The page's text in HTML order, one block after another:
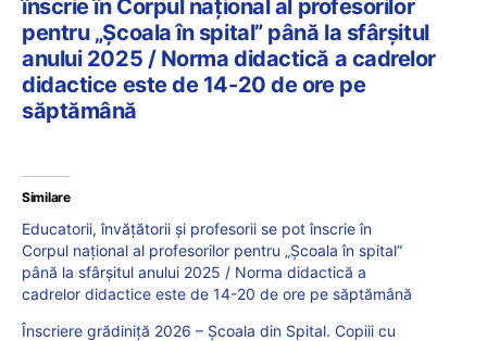
înscrie în Corpul național al profesorilor
pentru „Școala în spital” până la sfârșitul
anului 2025 / Norma didactică a cadrelor
didactice este de 14-20 de ore pe
săptămână
Similare
Educatorii, învățătorii și profesorii se pot înscrie în
Corpul național al profesorilor pentru „Școala în spital”
până la sfârșitul anului 2025 / Norma didactică a
cadrelor didactice este de 14-20 de ore pe săptămână
Înscriere grădiniță 2026 – Școala din Spital. Copiii cu